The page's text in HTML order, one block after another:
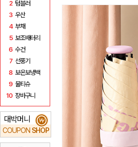
2 텀블러
3 우산
4 부채
5 보조배터리
6 수건
7 선풍기
8 보온보냉백
9 물티슈
10 장바구니
대박머니
COUPON SHOP
₩